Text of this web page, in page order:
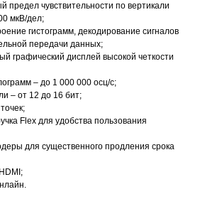
предел чувствительности по вертикали
мкВ/дел;
гистограмм, декодирование сигналов
передачи данных;
графический дисплей высокой четкости
– до 1 000 000 осц/с;
– от 12 до 16 бит;
Flex для удобства пользования
для существенного продления срока